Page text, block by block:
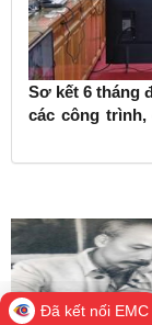
Sơ kết 6 tháng
các công trình,
Đã kết nối EMC